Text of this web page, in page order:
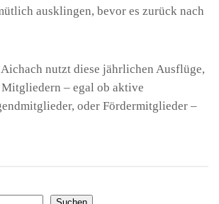
ausklingen, bevor es zurück nach
nutzt diese jährlichen Ausflüge,
– egal ob aktive
oder Fördermitglieder –